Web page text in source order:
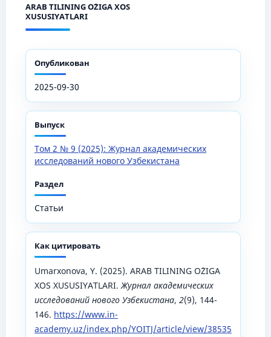
ARAB TILINING O`ZIGA XOS
XUSUSIYATLARI
Опубликован
2025-09-30
Выпуск
Том 2 № 9 (2025): Журнал академических
исследований нового Узбекистана
Раздел
Статьи
Как цитировать
Umarxonova, Y. (2025). ARAB TILINING O`ZIGA
XOS XUSUSIYATLARI.Журнал академических
исследований нового Узбекистана, 2(9), 144-
146. https://www.in-
academy.uz/index.php/YOITJ/article/view/38535